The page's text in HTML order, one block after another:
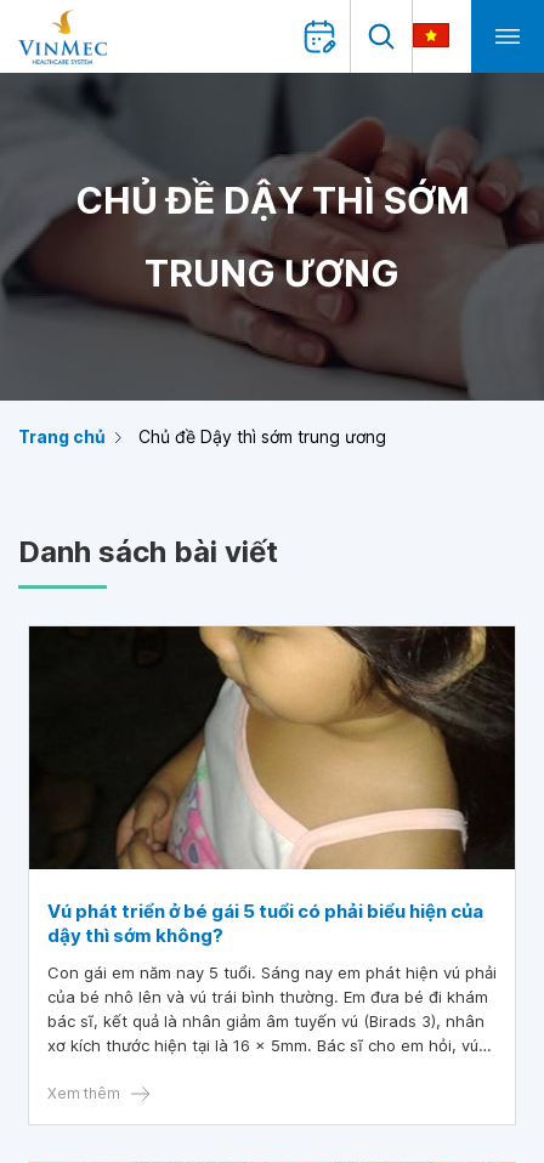
CHỦ ĐỀ DẬY THÌ SỚM
TRUNG ƯƠNG
Trang chủ Chủ đề Dậy thì sớm trung ương
Danh sách bài viết
Vú phát triển ở bé gái 5 tuổi có phải biểu hiện của
dậy thì sớm không?
Con gái em năm nay 5 tuổi. Sáng nay em phát hiện vú phải
của bé nhô lên và vú trái bình thường. Em đưa bé đi khám
bác sĩ, kết quả là nhân giảm âm tuyến vú (Birads 3), nhân
xơ kích thước hiện tại là 16 x 5mm. Bác sĩ cho em hỏi, vú
không?
Xem thêm